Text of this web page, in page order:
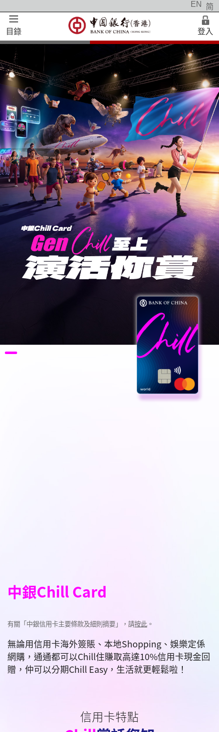
私人財富
中銀理財
智盈理財
自在理財
私人銀行
企業銀行
中小企理財
人民幣服務
跨境金融及匯款服務
手機銀行
公司客戶
私人銀行
EN 简
目錄 登入
中銀Chill Card
有關「中銀信用卡主要條款及細則摘要」，請按此 。
無論用信用卡海外簽賬、本地Shopping、娛樂定係
網購，通通都可以Chill住賺取高達10%信用卡現金回
贈，仲可以分期Chill Easy，生活就更輕鬆啦！
信用卡特點